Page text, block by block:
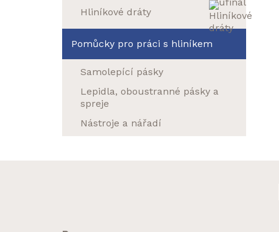
Hliníkové dráty
Pomůcky pro práci s hliníkem
Samolepící pásky
Lepidla, oboustranné pásky a
spreje
Nástroje a nářadí